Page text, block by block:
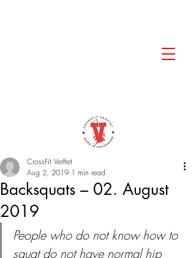
Backsquats – 02. August
2019
CrossFit Verftet
Aug 2, 2019 1 min read
People who do not know how to
squat do not have normal hip